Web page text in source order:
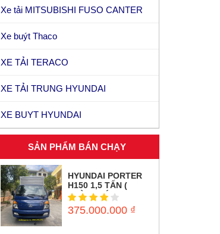
Kia Morning Si 1.25
Xe tải MITSUBISHI FUSO CANTER
Xe buýt Thaco
XE TẢI TERACO
XE TẢI TRUNG HYUNDAI
XE BUYT HYUNDAI
SẢN PHẨM BÁN CHẠY
HYUNDAI PORTER
H150 1,5 TẤN (
THÙNG KÍN INOX)
375.000.000 ₫